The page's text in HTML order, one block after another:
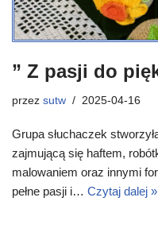
” Z pasji do
przez sutw 2025-04-16
Grupa słuchaczek
zajmującą się haftem,
malowaniem oraz innymi
pełne pasji i… Czytaj dalej »